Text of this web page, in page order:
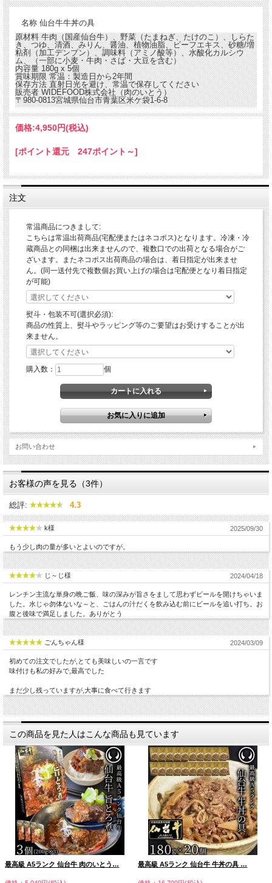
名称 仙台牛牛丼の具
原材料 牛肉（国産仙台牛）、野菜（たまねぎ、たけのこ）、しらた
き、つゆ、清酒、みりん、醤油、植物油脂、ビーフエキス、砂糖/増
粘剤（加工デンプン）、調味料（アミノ酸等）、水酸化カルシウ
ム、（一部に小麦・牛肉・さば・大豆を含む）
内容量 180g x 5個
賞味期限 常温：製造日から2年間
保存方法 直射日光を避け、常温で保存してください
販売者 WIDEFOOD株式会社（肉のいとう）
〒980-0813宮城県仙台市青葉区米ケ袋1-6-8
価格:4,950円(税込)
[ポイント還元 247ポイント～]
注文
常温商品につきまして:
こちらは常温出荷商品(宅配便またはネコポス)となります。冷凍・冷
蔵商品との同梱は出来ませんので、複数口での出荷となる場合がご
ざいます。またネコポス出荷商品の場合は、着日指定が出来ませ
ん。(同一送付先で複数個お買い上げの場合は宅配便となり着日指定
が可能)
熨斗・包装不可(選択必須):
商品の性質上、熨斗やラッピング等のご要望はお受けすることが出
来ません。
購入数： 個
お問い合わせ
お客様の声を見る（3件）
総評: 4.3
k様 2025/09/30
もう少し肉の量が多いとよいのですが。
じ～じ様 2024/04/18
レンチン主流な単身の晩ご飯、味の深みが旨さをまして思わずビールを開けちゃいま
した。水じゃ勿体ないな～と、ごはんの汁だくを飲み込む前にビールを追い打ち。お
腹と後味で満足しました。ありがとう
ごんちゃん様 2024/03/09
初めての注文でしたが,とても美味しいの一言です
味付けも私の好みで,最高でした
まだ少し残っていますが,大事に食べて行きます
この商品を見た人はこんな商品も見ています
最高級 A5ランク 仙台牛 肉のいとう… 最高級 A5ランク 仙台牛 牛丼の具 …